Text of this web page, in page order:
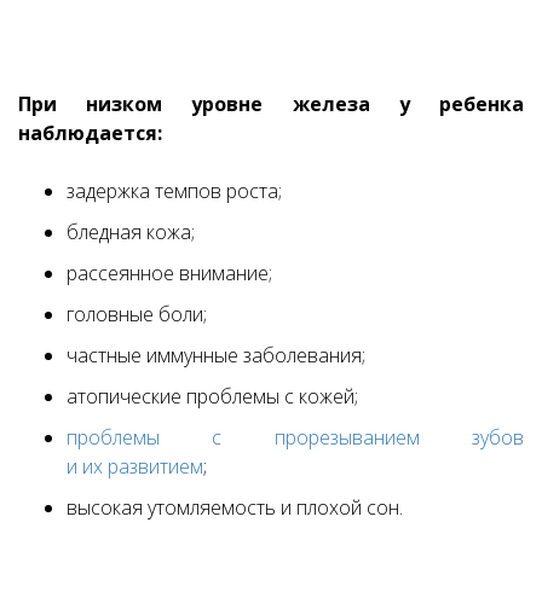
При низком уровне железа у ребенка
наблюдается:
задержка темпов роста;
бледная кожа;
рассеянное внимание;
головные боли;
частные иммунные заболевания;
атопические проблемы с кожей;
проблемы с прорезыванием зубов
и их развитием;
высокая утомляемость и плохой сон.